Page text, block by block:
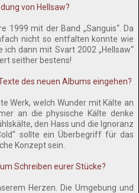
von Hellsaw?
1999 mit der Band „Sanguis“. Da
nicht so entfalten konnte wie
dann mit Svart 2002 „Hellsaw“
seither bestens!
des neuen Albums eingehen?
Werk, welch Wunder mit Kälte an
an die physische Kälte denke
den Hass und die Ignoranz
sollte ein Überbegriff für das
Konzept sein.
Schreiben eurer Stücke?
Herzen. Die Umgebung und